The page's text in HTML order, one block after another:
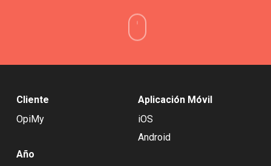
Cliente
OpiMy
Año
Aplicación Móvil
iOS
Android